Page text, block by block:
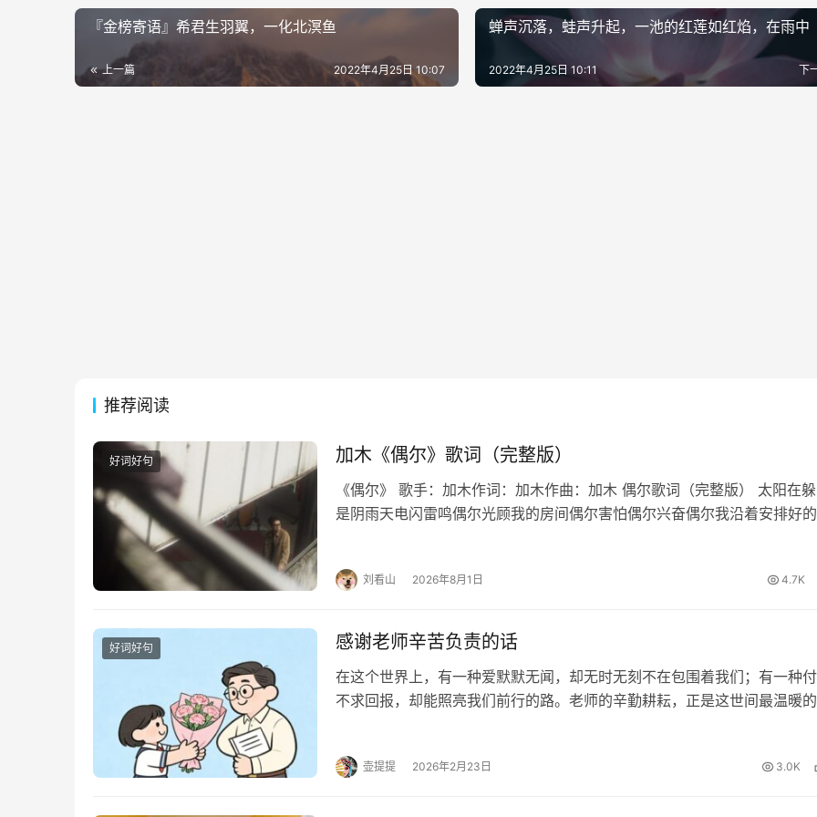
『金榜寄语』希君生羽翼，一化北溟鱼
上一篇 2022年4月25日 10:07
蝉声沉落，蛙声升起，一池的红莲如红焰，在雨中
下
2022年4月25日 10:11
推荐阅读
好词好句 加木《偶尔》歌词（完整版）
《偶尔》 歌手：加木作词：加木作曲：加木 偶尔歌词（完整版） 太阳在
是阴雨天电闪雷鸣偶尔光顾我的房间偶尔害怕偶尔兴奋偶尔我沿着安排好
刘看山 2026年8月1日 4.7K
好词好句 感谢老师辛苦负责的话
在这个世界上，有一种爱默默无闻，却无时无刻不在包围着我们；有一种
不求回报，却能照亮我们前行的路。老师的辛勤耕耘，正是这世间最温暖的
壶提提 2026年2月23日 3.0K